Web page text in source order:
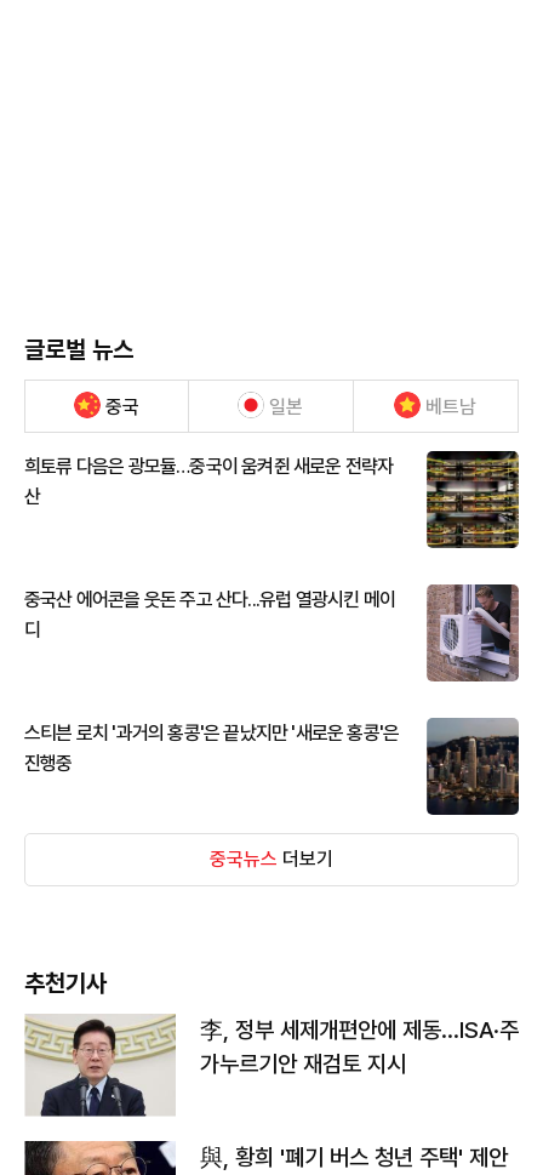
글로벌 뉴스
중국 일본 베트남
희토류 다음은 광모듈…중국이 움켜쥔 새로운 전략자
산
중국산 에어콘을 웃돈 주고 산다...유럽 열광시킨 메이
디
스티븐 로치 '과거의 홍콩'은 끝났지만 '새로운 홍콩'은
진행중
중국뉴스 더보기
추천기사
李, 정부 세제개편안에 제동…ISA·주
가누르기안 재검토 지시
與, 황희 '폐기 버스 청년 주택' 제안